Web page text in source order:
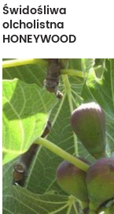
Świdośliwa
olcholistna
HONEYWOOD